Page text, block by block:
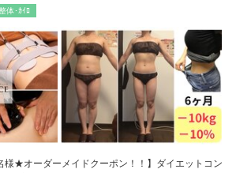
体･ｶｲﾛ
★オーダーメイドクーポン！！】ダイエットコン